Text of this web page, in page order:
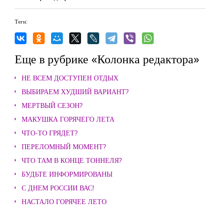
Теги:
Еще в рубрике «Колонка редактора»
НЕ ВСЕМ ДОСТУПЕН ОТДЫХ
ВЫБИРАЕМ ХУДШИЙ ВАРИАНТ?
МЕРТВЫЙ СЕЗОН?
МАКУШКА ГОРЯЧЕГО ЛЕТА
ЧТО-ТО ГРЯДЕТ?
ПЕРЕЛОМНЫЙ МОМЕНТ?
ЧТО ТАМ В КОНЦЕ ТОННЕЛЯ?
БУДЬТЕ ИНФОРМИРОВАНЫ
С ДНЕМ РОССИИ ВАС!
НАСТАЛО ГОРЯЧЕЕ ЛЕТО